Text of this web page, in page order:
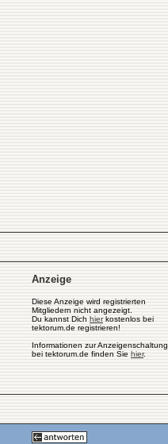
Anzeige
Diese Anzeige wird registrierten
Mitgliedern nicht angezeigt.
Du kannst Dich hierkostenlos bei
tektorum.de registrieren!
Informationen zur Anzeigenschaltung
bei tektorum.de finden Sie hier.